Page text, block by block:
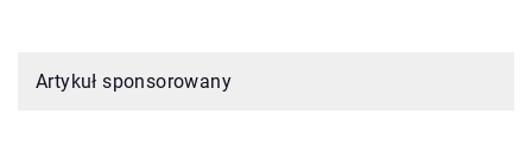
Artykuł sponsorowany